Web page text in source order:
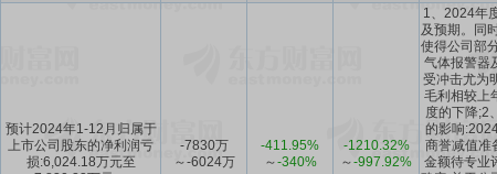
预计2024年1-12月归属于
上市公司股东的净利润亏
损:6,024.18万元至
-7830万
～-6024万
-411.95%
～-340%
-1210.32%
～-997.92%
1、2024年
及预期。同
使得公司部
气体报警器
受冲击尤为
毛利相较上
度的下降;2
的影响
商誉减值准
金额待专业